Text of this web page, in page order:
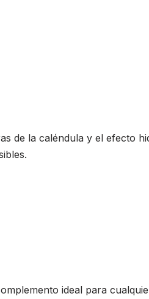
de la caléndula y el efecto
ideal para